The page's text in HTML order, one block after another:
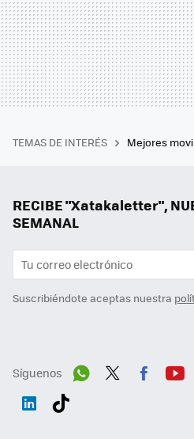
TEMAS DE INTERÉS Mejores
RECIBE "Xatakaletter",
SEMANAL
Suscribiéndote aceptas nuestra
Síguenos